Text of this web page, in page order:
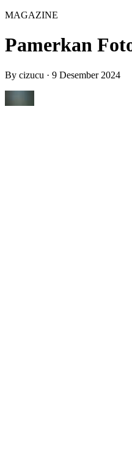
MAGAZINE
Pamerkan
By cizucu · 9 Desember 2024